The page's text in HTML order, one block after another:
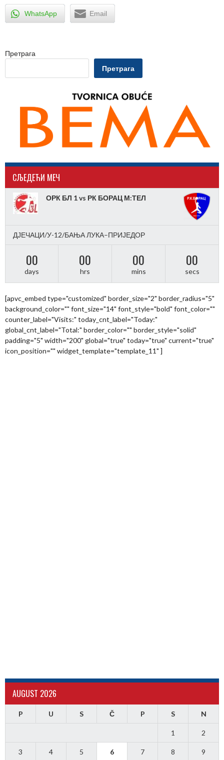
WhatsApp Email
Претрага
Претрага
CЉЕДЕЋИ МЕЧ
ОРК БЛ 1 vs РК БОРАЦ М:ТЕЛ
ДЈЕЧАЦИ/У-12/БАЊА ЛУКА–ПРИЈЕДОР
00
days
00
hrs
00
mins
00
secs
[apvc_embed type="customized" border_size="2" border_radius="5"
background_color="" font_size="14" font_style="bold" font_color=""
counter_label="Visits:" today_cnt_label="Today:"
global_cnt_label="Total:" border_color="" border_style="solid"
padding="5" width="200" global="true" today="true" current="true"
icon_position="" widget_template="template_11" ]
AUGUST 2026
P U S Č P S N
1 2
3 4 5 6 7 8 9